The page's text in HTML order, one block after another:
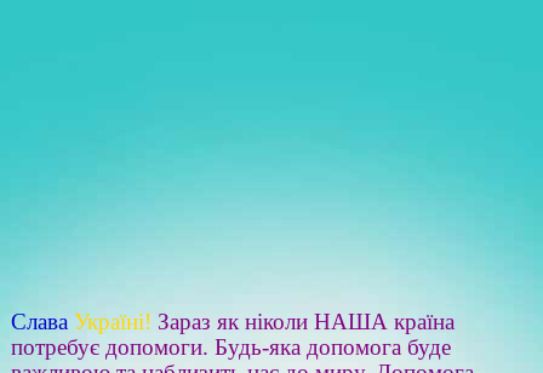
Слава Україні! Зараз як ніколи НАША країна
потребує допомоги. Будь-яка допомога буде